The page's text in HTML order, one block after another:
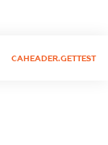
CAHEADER.GETTEST